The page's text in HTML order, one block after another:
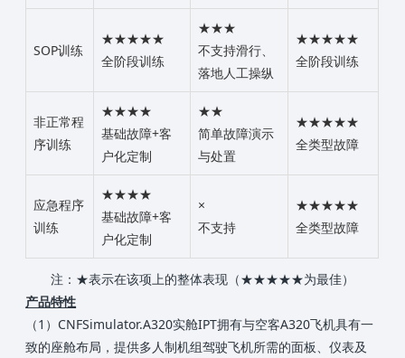
SOP训练
★★★★★
全阶段训练
★★★
不支持滑行、
落地人工操纵
★★★★★
全阶段训练
非正常程
序训练
★★★★
基础故障+客
户化定制
★★
简单故障演示
与处置
★★★★★
全类型故障
应急程序
训练
★★★★
基础故障+客
户化定制
×
不支持
★★★★★
全类型故障
注：★表示在该项上的整体表现（★★★★★为最佳）
产品特性
（1）CNFSimulator.A320实舱IPT拥有与空客A320飞机具有一
致的座舱布局，提供多人制机组驾驶飞机所需的面板、仪表及